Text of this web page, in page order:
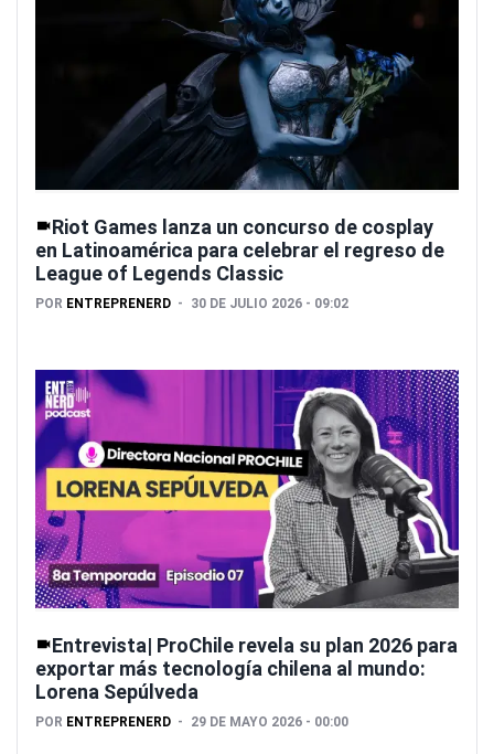
Riot Games lanza un concurso de cosplay
en Latinoamérica para celebrar el regreso de
League of Legends Classic
POR ENTREPRENERD 30 DE JULIO 2026 - 09:02
Entrevista| ProChile revela su plan 2026 para
exportar más tecnología chilena al mundo:
Lorena Sepúlveda
POR ENTREPRENERD 29 DE MAYO 2026 - 00:00